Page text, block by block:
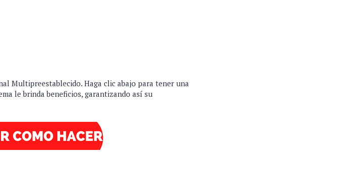
Multipreestablecido. Haga clic abajo para tener una
le brinda beneficios, garantizando así su